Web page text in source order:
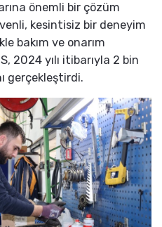
önemli bir çözüm
kesintisiz bir deneyim
bakım ve onarım
2024 yılı itibarıyla 2 bin
gerçekleştirdi.